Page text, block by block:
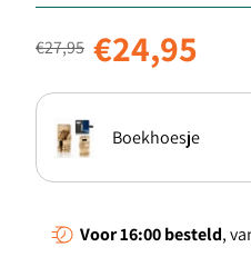
Normale prijs
€27,95
Aanbiedingsprijs
€24,95
Boekhoesje
Standcase Hoesje
Voor 16:00besteld,